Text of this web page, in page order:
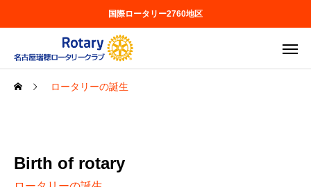
国際ロータリー2760地区
ロータリーの誕⽣
Birth of rotary